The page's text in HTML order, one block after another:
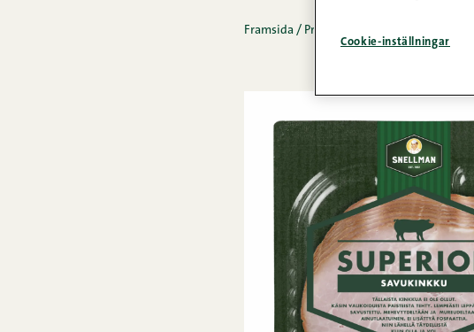
Framsida / Produkter
Cookie-inställningar